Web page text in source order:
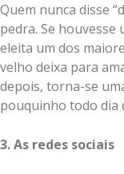
Quem nunca disse
pedra. Se houvesse
eleita um dos
velho deixa para
depois, torna-se
pouquinho todo dia
3. As redes sociais